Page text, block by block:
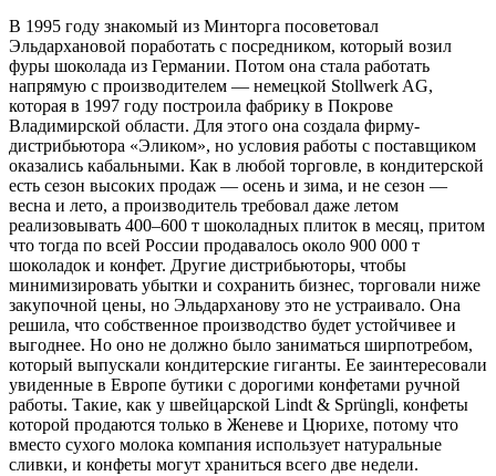
В 1995 году знакомый из Минторга посоветовал
Эльдархановой поработать с посредником, который возил
фуры шоколада из Германии. Потом она стала работать
напрямую с производителем — немецкой Stollwerk AG,
которая в 1997 году построила фабрику в Покрове
Владимирской области. Для этого она создала фирму-
дистрибьютора «Эликом», но условия работы с поставщиком
оказались кабальными. Как в любой торговле, в кондитерской
есть сезон высоких продаж — осень и зима, и не сезон —
весна и лето, а производитель требовал даже летом
реализовывать 400–600 т шоколадных плиток в месяц, притом
что тогда по всей России продавалось около 900 000 т
шоколадок и конфет. Другие дистрибьюторы, чтобы
минимизировать убытки и сохранить бизнес, торговали ниже
закупочной цены, но Эльдарханову это не устраивало. Она
решила, что собственное производство будет устойчивее и
выгоднее. Но оно не должно было заниматься ширпотребом,
который выпускали кондитерские гиганты. Ее заинтересовали
увиденные в Европе бутики с дорогими конфетами ручной
работы. Такие, как у швейцарской Lindt & Sprüngli, конфеты
которой продаются только в Женеве и Цюрихе, потому что
вместо сухого молока компания использует натуральные
сливки, и конфеты могут храниться всего две недели.